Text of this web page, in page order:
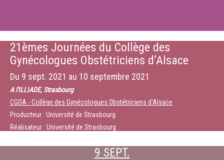
21èmes Journées du Collège des
Gynécologues Obstétriciens d’Alsace
Du 9 sept. 2021 au 10 septembre 2021
A l'ILLIADE, Strasbourg
CGOA - Collège des Gynécologues Obstétriciens d'Alsace
Producteur : Université de Strasbourg
Réalisateur : Université de Strasbourg
9 SEPT.